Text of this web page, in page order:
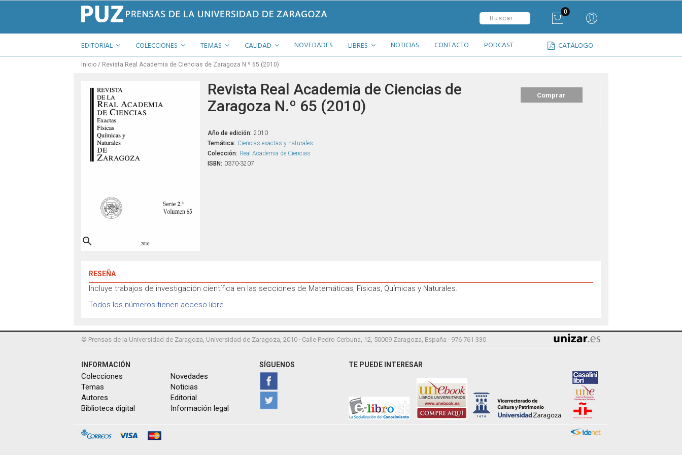
0
EDITORIAL COLECCIONES TEMAS CATÁLOGO
CALIDAD NOVEDADES LIBRES NOTICIAS CONTACTO PODCAST
Inicio Revista Real Academia de Ciencias de Zaragoza N.º 65 (2010)

Revista Real Academia de Ciencias de
Zaragoza N.º 65 (2010)
Año de edición: 2010
Temática: Ciencias exactas y naturales
Colección: Real Academia de Ciencias
ISBN: 0370-3207
Comprar
RESEÑA
Incluye trabajos de investigación científica en las secciones de Matemáticas, Físicas, Químicas y Naturales.
Todos los números tienen acceso libre.
© Prensas de la Universidad de Zaragoza, Universidad de Zaragoza, 2010 · Calle Pedro Cerbuna, 12, 50009 Zaragoza, España · 976 761 330
INFORMACIÓN
Colecciones
Temas
Autores
Biblioteca digital
Novedades
Noticias
Editorial
Información legal
SÍGUENOS TE PUEDE INTERESAR